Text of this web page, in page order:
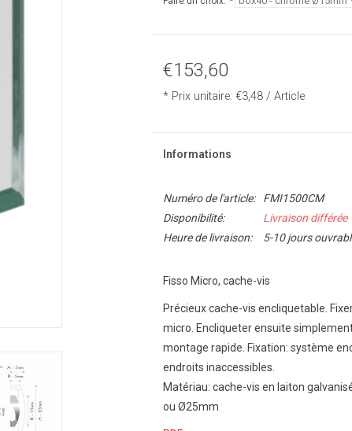
€153,60
* Prix unitaire: €3,48 / Article
Informations
Numéro de l'article:
FMI1500CM
Disponibilité:
Livraison différée
Heure de livraison:
5-10 jours
Fisso Micro, cache-vis
Précieux cache-vis encliquetable.
micro. Encliqueter ensuite
montage rapide. Fixation: système
endroits inaccessibles.
Matériau: cache-vis en laiton
ou Ø25mm